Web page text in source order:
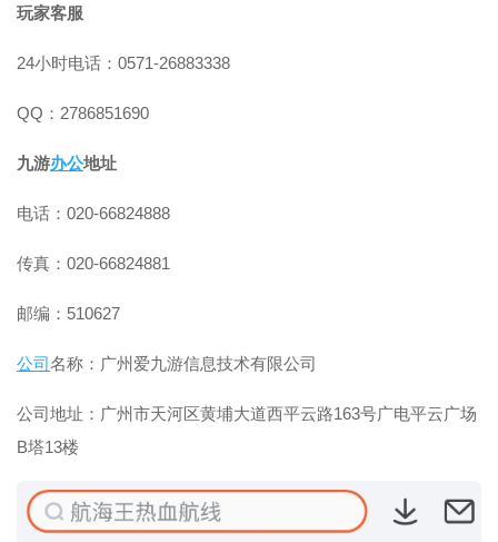
玩家客服
24小时电话：0571-26883338
QQ：2786851690
九游办公地址
电话：020-66824888
传真：020-66824881
邮编：510627
公司名称：广州爱九游信息技术有限公司
公司地址：广州市天河区黄埔大道西平云路163号广电平云广场
B塔13楼